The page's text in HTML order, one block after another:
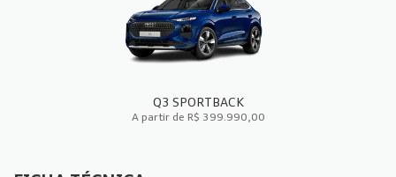
Q3 SPORTBACK
A partir de R$ 399.990,00